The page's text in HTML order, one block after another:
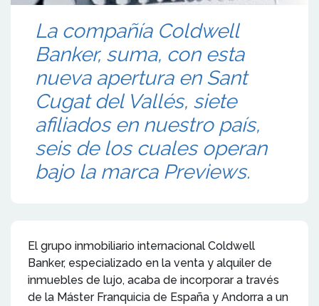
La compañía Coldwell
Banker, suma, con esta
nueva apertura en Sant
Cugat del Vallés, siete
afiliados en nuestro país,
seis de los cuales operan
bajo la marca Previews.
El grupo inmobiliario internacional Coldwell
Banker, especializado en la venta y alquiler de
inmuebles de lujo, acaba de incorporar a través
de la Máster Franquicia de España y Andorra a un